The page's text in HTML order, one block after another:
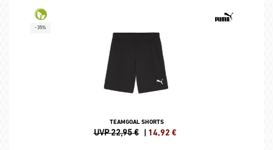
-35%
TEAMGOAL SHORTS
UVP 22,95 € | 14,92 €